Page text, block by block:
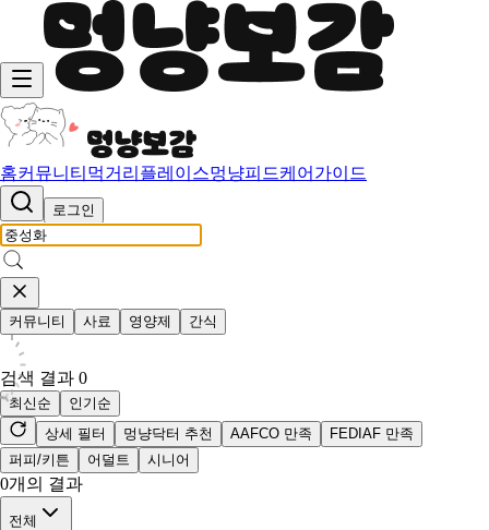
홈커뮤니티 먹거리 플레이스멍냥피드케어가이드
로그인
커뮤니티 사료 영양제 간식
검색 결과 0
최신순
인기순
상세 필터
멍냥닥터 추천 AAFCO 만족
FEDIAF 만족
퍼피/키튼
어덜트 시니어
0개의 결과
전체